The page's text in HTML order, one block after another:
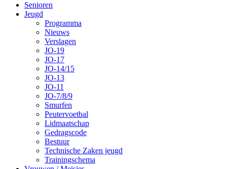
Senioren
Jeugd
Programma
Nieuws
Verslagen
JO-19
JO-17
JO-14/15
JO-13
JO-11
JO-7/8/9
Smurfen
Peutervoetbal
Lidmaatschap
Gedragscode
Bestuur
Technische Zaken jeugd
Trainingschema